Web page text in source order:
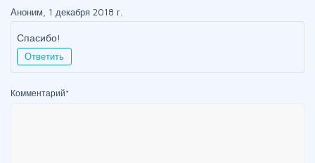
Аноним, 1 декабря 2018 г.
Спасибо!
Ответить
Комментарий*